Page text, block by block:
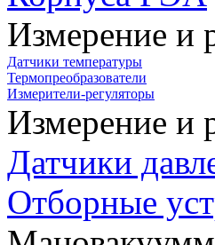
Измерение и
Датчики температуры
Термопреобразователи
Измерители-регуляторы
Измерение и
Датчики
Отборные